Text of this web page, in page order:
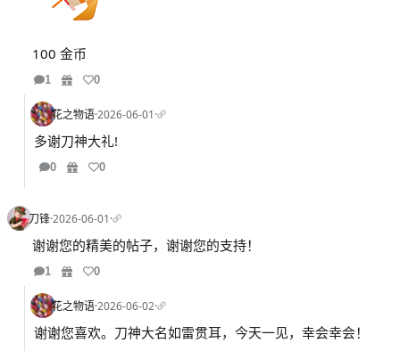
100 金币
1 0
花之物语·2026-06-01·
多谢刀神大礼!
0 0
刀锋·2026-06-01·
谢谢您的精美的帖子，谢谢您的支持！
1 0
花之物语·2026-06-02·
谢谢您喜欢。刀神大名如雷贯耳，今天一见，幸会幸会！